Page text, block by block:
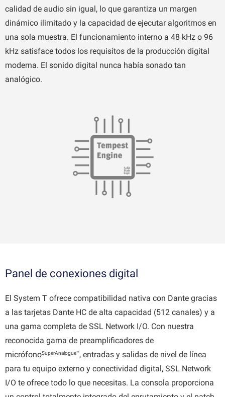
calidad de audio sin igual, lo que garantiza un margen
dinámico ilimitado y la capacidad de ejecutar algoritmos en
una sola muestra. El funcionamiento interno a 48 kHz o 96
kHz satisface todos los requisitos de la producción digital
moderna. El sonido digital nunca había sonado tan
analógico.
Panel de conexiones digital
El System T ofrece compatibilidad nativa con Dante gracias
a las tarjetas Dante HC de alta capacidad (512 canales) y a
una gama completa de SSL Network I/O. Con nuestra
reconocida gama de preamplificadores de
micrófonoSuperAnalogue™, entradas y salidas de nivel de línea
para tu equipo externo y conectividad digital, SSL Network
I/O te ofrece todo lo que necesitas. La consola proporciona